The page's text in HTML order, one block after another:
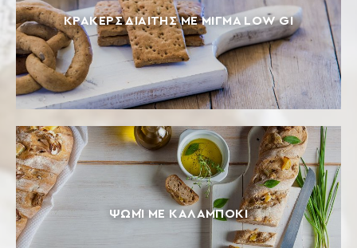
ΚΡΆΚΕΡΣ ΔΙΑΊΤΗΣ ΜΕ ΜΊΓΜΑ LOW GI
ΨΩΜΊ ΜΕ ΚΑΛΑΜΠΌΚΙ